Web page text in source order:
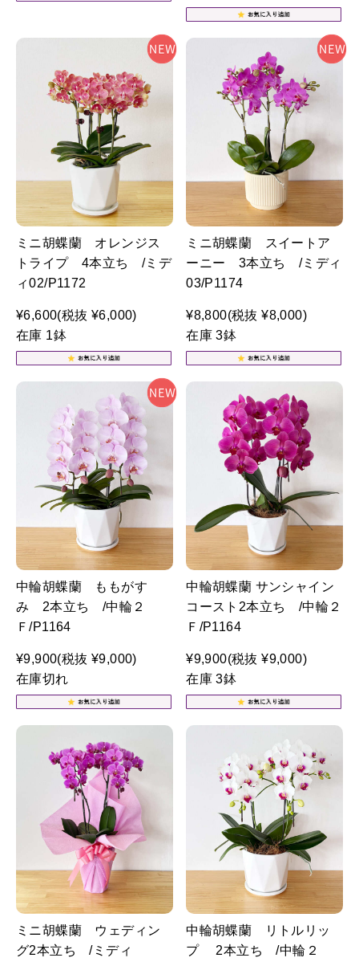
ミニ胡蝶蘭 オレンジス
トライプ 4本立ち /ミデ
ィ02/P1172
¥6,600(税抜 ¥6,000)
在庫 1鉢
ミニ胡蝶蘭 スイートア
ーニー 3本立ち /ミディ
03/P1174
¥8,800(税抜 ¥8,000)
在庫 3鉢
中輪胡蝶蘭 ももがす
み 2本立ち /中輪２
Ｆ/P1164
¥9,900(税抜 ¥9,000)
在庫切れ
中輪胡蝶蘭 サンシャイン
コースト2本立ち /中輪２
Ｆ/P1164
¥9,900(税抜 ¥9,000)
在庫 3鉢
ミニ胡蝶蘭 ウェディン
グ2本立ち /ミディ
中輪胡蝶蘭 リトルリッ
プ 2本立ち /中輪２